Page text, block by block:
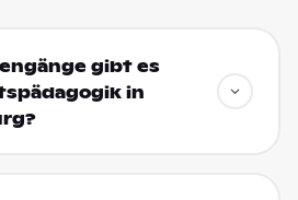
gibt es
in